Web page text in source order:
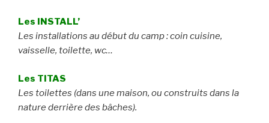
Les INSTALL’
Les installations au début du camp : coin cuisine,
vaisselle, toilette, wc…
Les TITAS
Les toilettes (dans une maison, ou construits dans la
nature derrière des bâches).